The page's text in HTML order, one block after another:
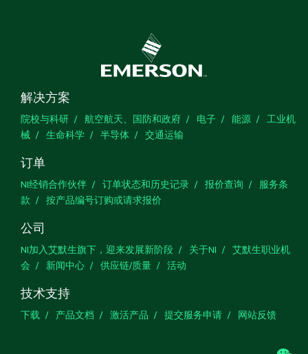
解决方案
院校与科研 航空航天、国防和政府 电子 能源
工业机
械
生命科学 半导体 交通运输
订单
NI经销合作伙伴 订单状态和历史记录 报价查询
服务条
款
按产品编号订购或请求报价
公司
NI加入艾默生旗下，迎来发展新阶段 关于NI
艾默生职业机
会
新闻中心 供应链/质量 活动
技术支持
下载 产品文档 激活产品 提交服务申请 网站反馈